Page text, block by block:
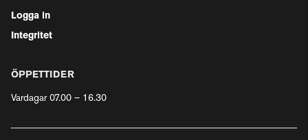
Logga in
Integritet
ÖPPETTIDER
Vardagar 07.00 – 16.30